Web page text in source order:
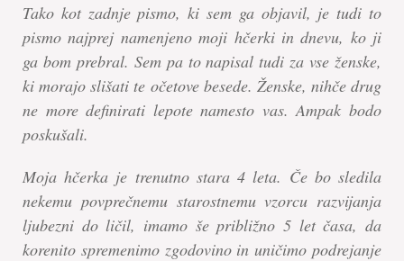
Tako kot zadnje pismo, ki sem ga objavil, je tudi to
pismo najprej namenjeno moji hčerki in dnevu, ko ji
ga bom prebral. Sem pa to napisal tudi za vse ženske,
ki morajo slišati te očetove besede. Ženske, nihče drug
ne more definirati lepote namesto vas. Ampak bodo
poskušali.
Moja hčerka je trenutno stara 4 leta. Če bo sledila
nekemu povprečnemu starostnemu vzorcu razvijanja
ljubezni do ličil, imamo še približno 5 let časa, da
korenito spremenimo zgodovino in uničimo podrejanje